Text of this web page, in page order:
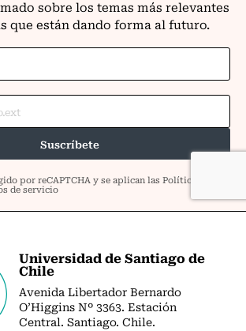
Universidad de Santiago de
Chile
Avenida Libertador Bernardo
O’Higgins Nº 3363. Estación
Central. Santiago. Chile.